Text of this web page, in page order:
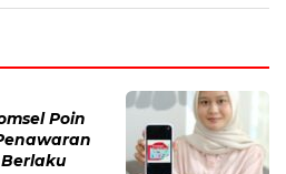
Poin